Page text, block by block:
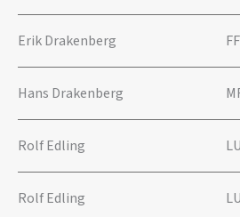
Erik Drakenberg
Hans Drakenberg
Rolf Edling
Rolf Edling